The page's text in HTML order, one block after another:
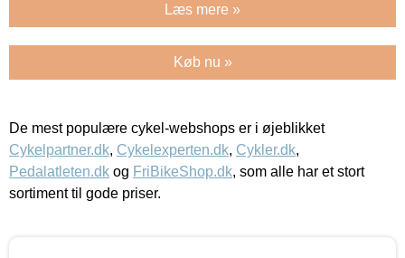
Læs mere »
Køb nu »
De mest populære cykel-webshops er i øjeblikket
Cykelpartner.dk, Cykelexperten.dk, Cykler.dk,
Pedalatleten.dk og FriBikeShop.dk, som alle har et stort
sortiment til gode priser.